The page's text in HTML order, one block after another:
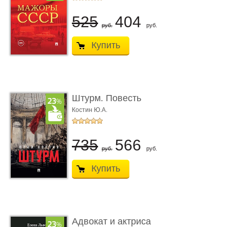
525 руб. 404 руб.
Купить
Штурм. Повесть
Костин Ю.А.
735 руб. 566 руб.
Купить
Адвокат и актриса